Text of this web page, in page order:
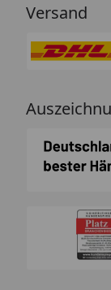
Versand